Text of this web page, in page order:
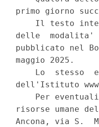
primo giorno
Il testo
delle  modalita'
pubblicato nel
maggio 2025.
Lo  stesso
dell'Istituto
Per
risorse umane
Ancona, via S.